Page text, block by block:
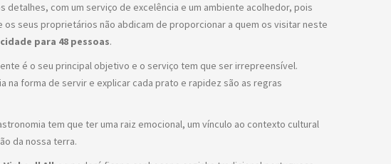
detalhes, com um serviço de excelência e um ambiente acolhedor, pois
os seus proprietários não abdicam de proporcionar a quem os visitar neste
para 48 pessoas.
é o seu principal objetivo e o serviço tem que ser irrepreensível.
na forma de servir e explicar cada prato e rapidez são as regras
tem que ter uma raiz emocional, um vínculo ao contexto cultural
da nossa terra.